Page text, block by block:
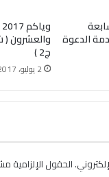
السابعة
الدعوة والعشرون
ج2 )
2 يوليو، 2017
الحقول الإلزامية